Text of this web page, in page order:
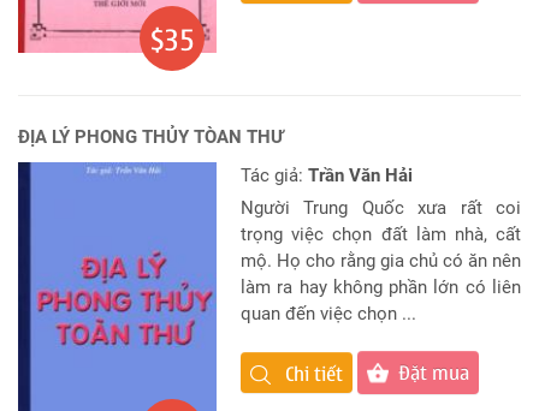
$35
ĐỊA LÝ PHONG THỦY TÒAN THƯ
Tác giả: Trần Văn Hải
Người Trung Quốc xưa rất coi
trọng việc chọn đất làm nhà, cất
mộ. Họ cho rằng gia chủ có ăn nên
làm ra hay không phần lớn có liên
quan đến việc chọn ...
Chi tiết Đặt mua